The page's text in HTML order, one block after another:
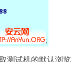
测试机的默认浏